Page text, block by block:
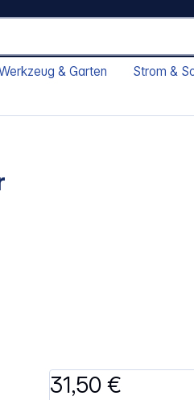
& Garten Strom &
31,50 €